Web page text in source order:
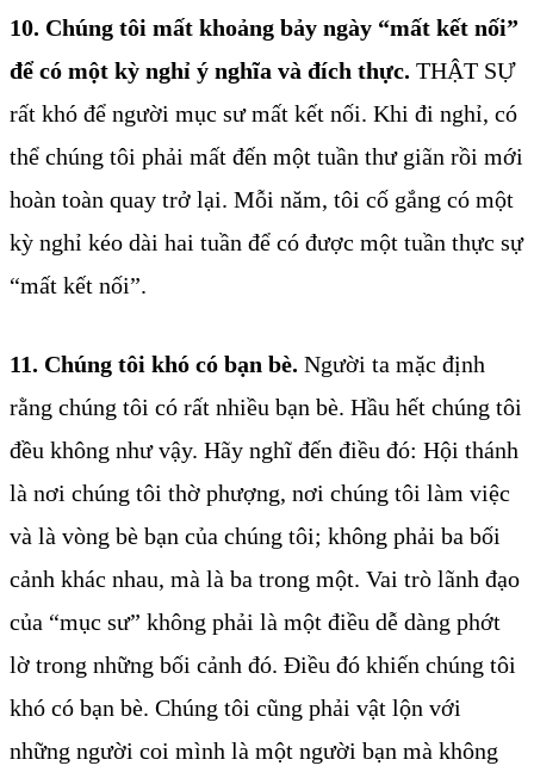
10. Chúng tôi mất khoảng bảy ngày “mất kết nối”
để có một kỳ nghỉ ý nghĩa và đích thực. THẬT SỰ
rất khó để người mục sư mất kết nối. Khi đi nghỉ, có
thể chúng tôi phải mất đến một tuần thư giãn rồi mới
hoàn toàn quay trở lại. Mỗi năm, tôi cố gắng có một
kỳ nghỉ kéo dài hai tuần để có được một tuần thực sự
“mất kết nối”.
11. Chúng tôi khó có bạn bè. Người ta mặc định
rằng chúng tôi có rất nhiều bạn bè. Hầu hết chúng tôi
đều không như vậy. Hãy nghĩ đến điều đó: Hội thánh
là nơi chúng tôi thờ phượng, nơi chúng tôi làm việc
và là vòng bè bạn của chúng tôi; không phải ba bối
cảnh khác nhau, mà là ba trong một. Vai trò lãnh đạo
của “mục sư” không phải là một điều dễ dàng phớt
lờ trong những bối cảnh đó. Điều đó khiến chúng tôi
khó có bạn bè. Chúng tôi cũng phải vật lộn với
những người coi mình là một người bạn mà không